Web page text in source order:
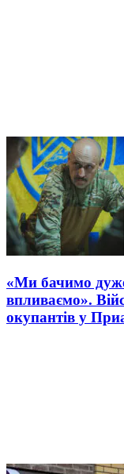
«Ми бачимо
впливаємо».
окупантів у